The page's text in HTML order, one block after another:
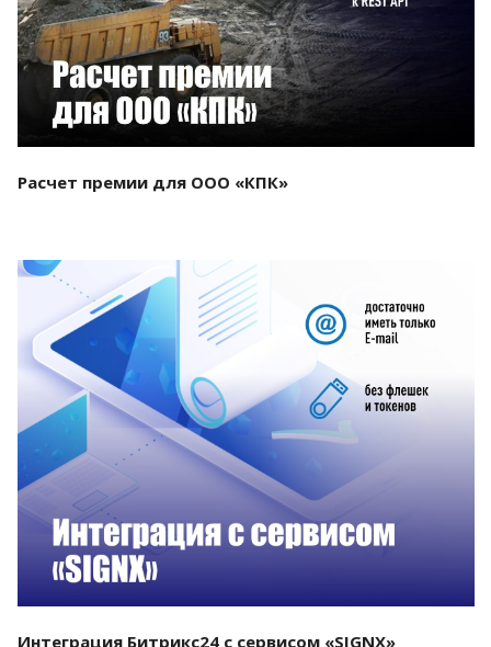
Расчет премии для ООО «КПК»
Смотреть проект
Интеграция Битрикс24 с сервисом «SIGNX»